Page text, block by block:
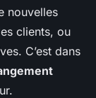
nouvelles
clients, ou
C’est dans